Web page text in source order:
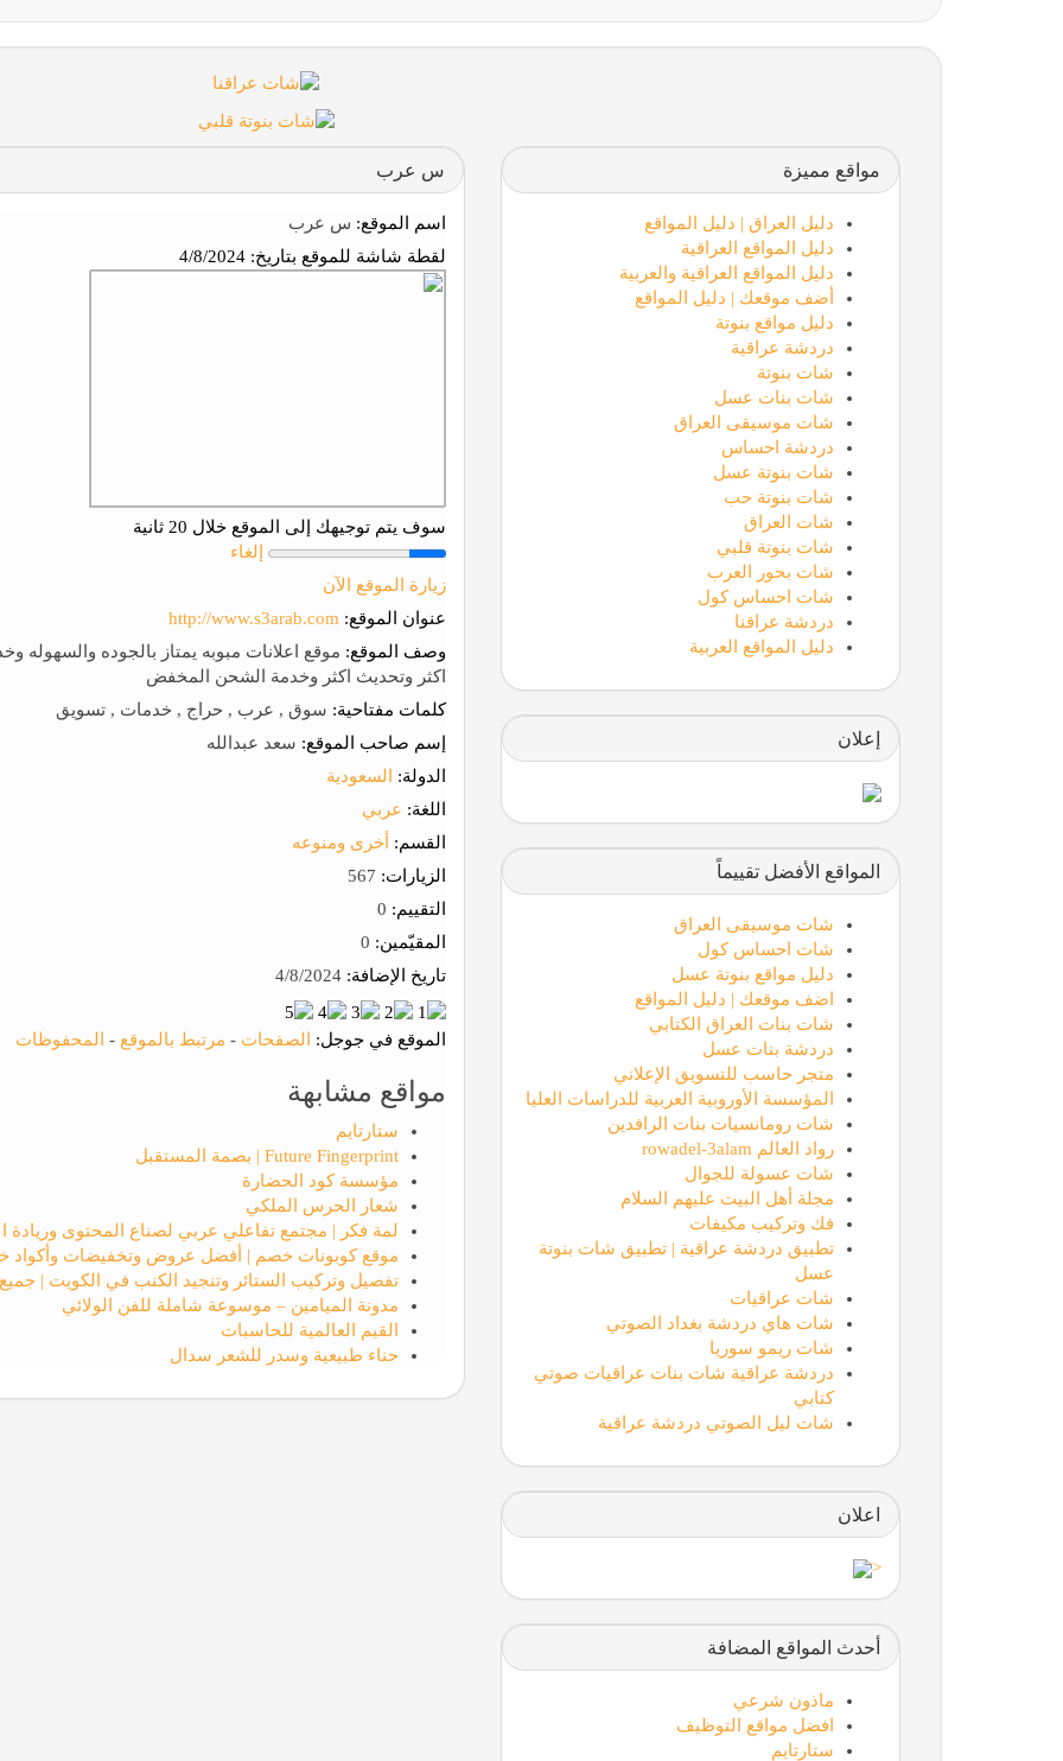
س عرب
اسم الموقع: س عرب
لقطة شاشة للموقع بتاريخ:
سوف يتم توجيهك إلى الموقع خلال 20 ثانية
إلغاء
زيارة الموقع الآن
عنوان الموقع: http://www.s3arab.com
وصف الموقع: موقع اعلانات مبوبه يمتاز بالجوده والسهوله
اكثر وتحديث اكثر وخدمة الشحن المخفض
كلمات مفتاحية: سوق , عرب , حراج , خدمات , تسويق
إسم صاحب الموقع: سعد عبدالله
الدولة:
السعودية
اللغة: عربي
القسم:
أخرى ومنوعه
الزيارات:
التقييم:
المقيّمين:
تاريخ الإضافة:
الموقع في جوجل: الصفحات - مرتبط بالموقع - المحفوظات
مواقع مشابهة
ستارتايم
Future Fingerprint | بصمة المستقبل
مؤسسة كود الحضارة
شعار الحرس الملكي
لمة فكر | مجتمع تفاعلي عربي لصناع المحتوى وريادة
موقع كوبونات خصم | أفضل عروض وتخفيضات وأكواد
تفصيل وتركيب الستائر وتنجيد الكنب في الكويت |
مدونة الميامين – موسوعة شاملة للفن الولائي
القيم العالمية للحاسبات
حناء طبيعية وسدر للشعر سدال
مواقع مميزة
دليل العراق | دليل المواقع
دليل المواقع العراقية
دليل المواقع العراقية والعربية
أضف موقعك | دليل المواقع
دليل مواقع بنوتة
دردشة عراقية
شات بنوتة
شات بنات عسل
شات موسيقى العراق
دردشة احساس
شات بنوتة عسل
شات بنوتة حب
شات العراق
شات بنوتة قلبي
شات بحور العرب
شات احساس كول
دردشة عراقنا
دليل المواقع العربية
إعلان
المواقع الأفضل تقييماً
شات موسيقى العراق
شات احساس كول
دليل مواقع بنوتة عسل
اضف موقعك | دليل المواقع
شات بنات العراق الكتابي
دردشة بنات عسل
متجر حاسب للتسويق الإعلاني
المؤسسة الأوروبية العربية للدراسات العليا
شات رومانسيات بنات الرافدين
رواد العالم rowadel-3alam
شات عسولة للجوال
مجلة أهل البيت عليهم السلام
فك وتركيب مكيفات
تطبيق دردشة عراقية | تطبيق شات بنوتة
عسل
شات عراقيات
شات هاي دردشة بغداد الصوتي
شات ريمو سوريا
دردشة عراقية شات بنات عراقيات صوتي
كتابي
شات ليل الصوتي دردشة عراقية
اعلان
<
أحدث المواقع المضافة
ماذون شرعي
افضل مواقع التوظيف
ستارتايم